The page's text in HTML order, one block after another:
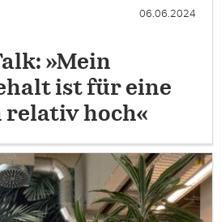
06.06.2024
»Mein
ist für eine
relativ hoch«